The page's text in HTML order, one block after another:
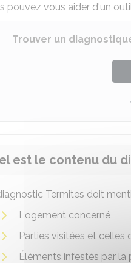
pouvez vous aider d'un
Trouver un
est le contenu du
Termites doit
Logement concerné
Parties visitées et celles
Éléments infestés par la